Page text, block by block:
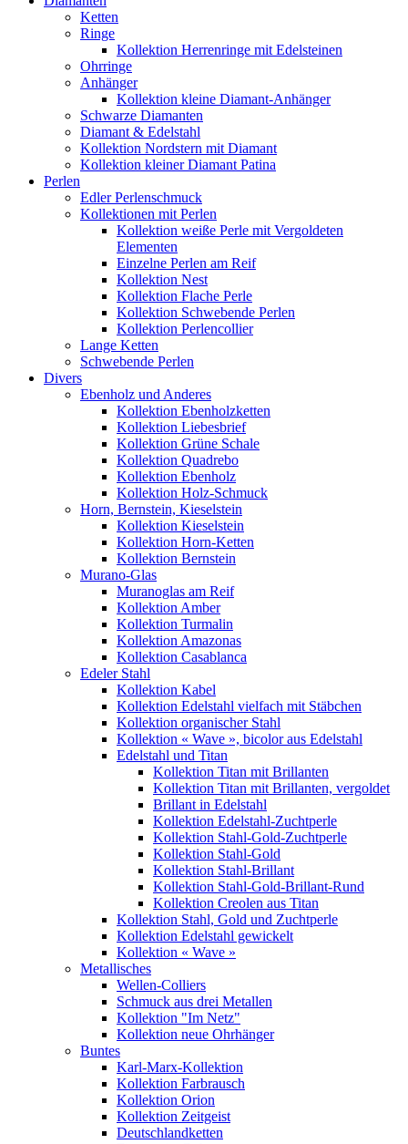
Ketten
Ringe
Kollektion Herrenringe mit Edelsteinen
Ohrringe
Anhänger
Kollektion kleine Diamant-Anhänger
Schwarze Diamanten
Diamant & Edelstahl
Kollektion Nordstern mit Diamant
Kollektion kleiner Diamant Patina
Perlen
Edler Perlenschmuck
Kollektionen mit Perlen
Kollektion weiße Perle mit Vergoldeten
Elementen
Einzelne Perlen am Reif
Kollektion Nest
Kollektion Flache Perle
Kollektion Schwebende Perlen
Kollektion Perlencollier
Lange Ketten
Schwebende Perlen
Divers
Ebenholz und Anderes
Kollektion Ebenholzketten
Kollektion Liebesbrief
Kollektion Grüne Schale
Kollektion Quadrebo
Kollektion Ebenholz
Kollektion Holz-Schmuck
Horn, Bernstein, Kieselstein
Kollektion Kieselstein
Kollektion Horn-Ketten
Kollektion Bernstein
Murano-Glas
Muranoglas am Reif
Kollektion Amber
Kollektion Turmalin
Kollektion Amazonas
Kollektion Casablanca
Edeler Stahl
Kollektion Kabel
Kollektion Edelstahl vielfach mit Stäbchen
Kollektion organischer Stahl
Kollektion « Wave », bicolor aus Edelstahl
Edelstahl und Titan
Kollektion Titan mit Brillanten
Kollektion Titan mit Brillanten, vergoldet
Brillant in Edelstahl
Kollektion Edelstahl-Zuchtperle
Kollektion Stahl-Gold-Zuchtperle
Kollektion Stahl-Gold
Kollektion Stahl-Brillant
Kollektion Stahl-Gold-Brillant-Rund
Kollektion Creolen aus Titan
Kollektion Stahl, Gold und Zuchtperle
Kollektion Edelstahl gewickelt
Kollektion « Wave »
Metallisches
Wellen-Colliers
Schmuck aus drei Metallen
Kollektion "Im Netz"
Kollektion neue Ohrhänger
Buntes
Karl-Marx-Kollektion
Kollektion Farbrausch
Kollektion Orion
Kollektion Zeitgeist
Deutschlandketten